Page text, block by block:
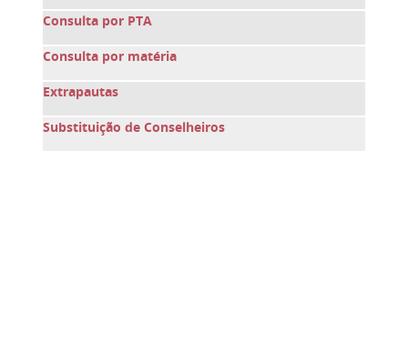
Consulta por PTA
Consulta por matéria
Extrapautas
Substituição de Conselheiros